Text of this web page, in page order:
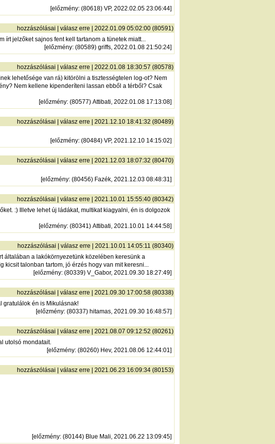
[előzmény: (80618) VP, 2022.02.05 23:06:44]
hozzászólásai válasz erre | 2022.01.09 05:02:00 (80591)
írt jelzőket sajnos fent kell tartanom a tünetek miatt...
[előzmény: (80589) griffs, 2022.01.08 21:50:24]
hozzászólásai válasz erre | 2022.01.08 18:30:57 (80578)
lehetősége van rá) kitörölni a tisztességtelen log-ot? Nem
Nem kellene kipenderíteni lassan ebből a térből? Csak
[előzmény: (80577) Attibati, 2022.01.08 17:13:08]
hozzászólásai válasz erre | 2021.12.10 18:41:32 (80489)
[előzmény: (80484) VP, 2021.12.10 14:15:02]
hozzászólásai válasz erre | 2021.12.03 18:07:32 (80470)
[előzmény: (80456) Fazék, 2021.12.03 08:48:31]
hozzászólásai válasz erre | 2021.10.01 15:55:40 (80342)
:) Illetve lehet új ládákat, multikat kiagyalni, én is dolgozok
[előzmény: (80341) Attibati, 2021.10.01 14:44:58]
hozzászólásai válasz erre | 2021.10.01 14:05:11 (80340)
általában a lakókörnyezetünk közelében keresünk a
kicsit talonban tartom, jó érzés hogy van mit keresni...
[előzmény: (80339) V_Gabor, 2021.09.30 18:27:49]
hozzászólásai válasz erre | 2021.09.30 17:00:58 (80338)
gratulálok én is Mikulásnak!
[előzmény: (80337) hitamas, 2021.09.30 16:48:57]
hozzászólásai válasz erre | 2021.08.07 09:12:52 (80261)
utolsó mondatait.
[előzmény: (80260) Hev, 2021.08.06 12:44:01]
hozzászólásai válasz erre | 2021.06.23 16:09:34 (80153)
[előzmény: (80144) Blue Mali, 2021.06.22 13:09:45]